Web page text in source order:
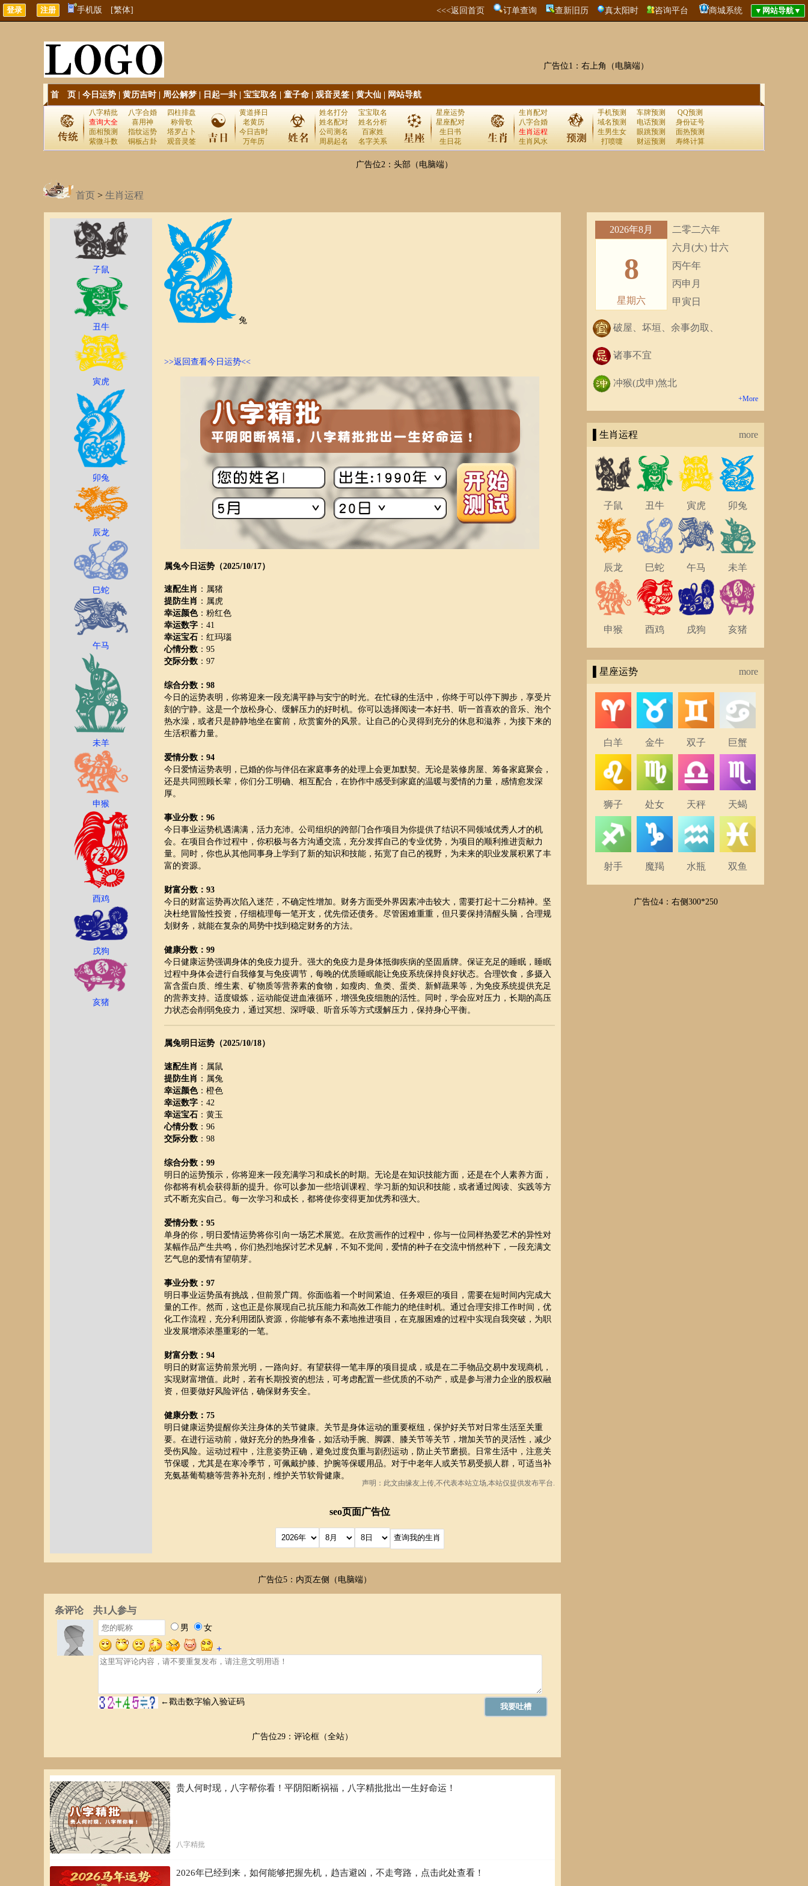
手机版 [繁体] <<<返回首页 订单查询 查新旧历 真太阳时 咨询平台 商城系统
广告位1：右上角（电脑端）
首 页 今日运势 黄历吉时| 周公解梦 日起一卦| 宝宝取名 童子命 观音灵签 黄大仙 网站导航
八字精批 八字合婚
四柱排盘
查询大全
喜用神
称骨歌
面相预测
指纹运势
塔罗占卜
紫微斗数
铜板占卦 观音灵签
黄道择日
老黄历
今日吉时
万年历
姓名打分
宝宝取名
姓名配对
姓名分析
公司测名
百家姓
周易起名
名字关系
星座运势
星座配对
生日书
生日花
生肖配对
八字合婚
生肖运程
生肖风水
手机预测 车牌预测
QQ预测
域名预测
电话预测
身份证号
生男生女
眼跳预测
面热预测
打喷嚏
财运预测 寿终计算
广告位2：头部（电脑端）
首页 > 生肖运程
子鼠
丑牛
寅虎
卯兔
辰龙
巳蛇
午马
未羊
申猴
酉鸡
戌狗
亥猪
兔
>>返回查看今日运势<<
属兔今日运势（2025/10/17）
速配生肖 ：属猪
提防生肖 ：属虎
幸运颜色：粉红色
幸运数字 ：41
幸运宝石 ：红玛瑙
心情分数 ：95
交际分数 ：97
综合分数：98
今日的运势表明，你将迎来一段充满平静与安宁的时光。在忙碌的生活中，你终于可以停下脚步，享受片
刻的宁静。这是一个放松身心、缓解压力的好时机。你可以选择阅读一本好书、听一首喜欢的音乐、泡个
热水澡，或者只是静静地坐在窗前，欣赏窗外的风景。让自己的心灵得到充分的休息和滋养，为接下来的
生活积蓄力量。
爱情分数：94
今日爱情运势表明，已婚的你与伴侣在家庭事务的处理上会更加默契。无论是装修房屋、筹备家庭聚会，
还是共同照顾长辈，你们分工明确、相互配合，在协作中感受到家庭的温暖与爱情的力量，感情愈发深
厚。
事业分数：96
今日事业运势机遇满满，活力充沛。公司组织的跨部门合作项目为你提供了结识不同领域优秀人才的机
会。在项目合作过程中，你积极与各方沟通交流，充分发挥自己的专业优势，为项目的顺利推进贡献力
量。同时，你也从其他同事身上学到了新的知识和技能，拓宽了自己的视野，为未来的职业发展积累了丰
富的资源。
财富分数：93
今日的财富运势再次陷入迷茫，不确定性增加。财务方面受外界因素冲击较大，需要打起十二分精神。坚
决杜绝冒险性投资，仔细梳理每一笔开支，优先偿还债务。尽管困难重重，但只要保持清醒头脑，合理规
划财务，就能在复杂的局势中找到稳定财务的方法。
健康分数：99
今日健康运势强调身体的免疫力提升。强大的免疫力是身体抵御疾病的坚固盾牌。保证充足的睡眠，睡眠
过程中身体会进行自我修复与免疫调节，每晚的优质睡眠能让免疫系统保持良好状态。合理饮食，多摄入
富含蛋白质、维生素、矿物质等营养素的食物，如瘦肉、鱼类、蛋类、新鲜蔬果等，为免疫系统提供充足
的营养支持。适度锻炼，运动能促进血液循环，增强免疫细胞的活性。同时，学会应对压力，长期的高压
力状态会削弱免疫力，通过冥想、深呼吸、听音乐等方式缓解压力，保持身心平衡。
属兔明日运势（2025/10/18）
速配生肖 ：属鼠
提防生肖 ：属兔
幸运颜色：橙色
幸运数字 ：42
幸运宝石 ：黄玉
心情分数 ：96
交际分数 ：98
综合分数：99
明日的运势预示，你将迎来一段充满学习和成长的时期。无论是在知识技能方面，还是在个人素养方面，
你都将有机会获得新的提升。你可以参加一些培训课程、学习新的知识和技能，或者通过阅读、实践等方
式不断充实自己。每一次学习和成长，都将使你变得更加优秀和强大。
爱情分数：95
单身的你，明日爱情运势将你引向一场艺术展览。在欣赏画作的过程中，你与一位同样热爱艺术的异性对
某幅作品产生共鸣，你们热烈地探讨艺术见解，不知不觉间，爱情的种子在交流中悄然种下，一段充满文
艺气息的爱情有望萌芽。
事业分数：97
明日事业运势虽有挑战，但前景广阔。你面临着一个时间紧迫、任务艰巨的项目，需要在短时间内完成大
量的工作。然而，这也正是你展现自己抗压能力和高效工作能力的绝佳时机。通过合理安排工作时间，优
化工作流程，充分利用团队资源，你能够有条不紊地推进项目，在克服困难的过程中实现自我突破，为职
业发展增添浓墨重彩的一笔。
财富分数：94
明日的财富运势前景光明，一路向好。有望获得一笔丰厚的项目提成，或是在二手物品交易中发现商机，
实现财富增值。此时，若有长期投资的想法，可考虑配置一些优质的不动产，或是参与潜力企业的股权融
资，但要做好风险评估，确保财务安全。
健康分数：75
明日健康运势提醒你关注身体的关节健康。关节是身体运动的重要枢纽，保护好关节对日常生活至关重
要。在进行运动前，做好充分的热身准备，如活动手腕、脚踝、膝关节等关节，增加关节的灵活性，减少
受伤风险。运动过程中，注意姿势正确，避免过度负重与剧烈运动，防止关节磨损。日常生活中，注意关
节保暖，尤其是在寒冷季节，可佩戴护膝、护腕等保暖用品。对于中老年人或关节易受损人群，可适当补
充氨基葡萄糖等营养补充剂，维护关节软骨健康。
声明：此文由缘友 上传,不代表本站立场,本站仅提供发布平台.
seo页面广告位
广告位5：内页左侧（电脑端）
广告位29：评论框（全站）
贵人何时现，八字帮你看！平阴阳断祸福，八字精批批出一生好命运！
八字精批
2026年已经到来，如何能够把握先机，趋吉避凶，不走弯路，点击此处查看！
2026年8月
8
星期六
二零二六年
六月(大) 廿六
丙午年
丙申月
甲寅日
破屋、坏垣、余事勿取、
诸事不宜
冲猴(戊申)煞北
+More
▌生肖运程 more
子鼠 丑牛 寅虎 卯兔
辰龙 巳蛇 午马 未羊
申猴 酉鸡 戌狗 亥猪
▌星座运势 more
白羊 金牛 双子 巨蟹
狮子 处女 天秤 天蝎
射手 魔羯 水瓶 双鱼
广告位4：右侧300*250